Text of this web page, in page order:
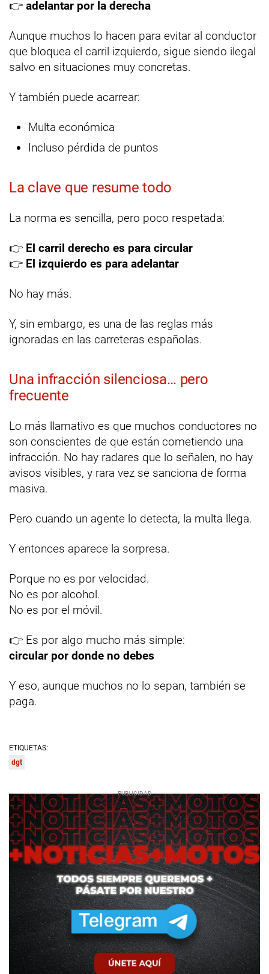
👉 adelantar por la derecha
Aunque muchos lo hacen para evitar al conductor
que bloquea el carril izquierdo, sigue siendo ilegal
salvo en situaciones muy concretas.
Y también puede acarrear:
Multa económica
Incluso pérdida de puntos
La clave que resume todo
La norma es sencilla, pero poco respetada:
👉 El carril derecho es para circular
👉 El izquierdo es para adelantar
No hay más.
Y, sin embargo, es una de las reglas más
ignoradas en las carreteras españolas.
Una infracción silenciosa… pero
frecuente
Lo más llamativo es que muchos conductores no
son conscientes de que están cometiendo una
infracción. No hay radares que lo señalen, no hay
avisos visibles, y rara vez se sanciona de forma
masiva.
Pero cuando un agente lo detecta, la multa llega.
Y entonces aparece la sorpresa.
Porque no es por velocidad.
No es por alcohol.
No es por el móvil.
👉 Es por algo mucho más simple:
circular por donde no debes
Y eso, aunque muchos no lo sepan, también se
paga.
ETIQUETAS:
dgt